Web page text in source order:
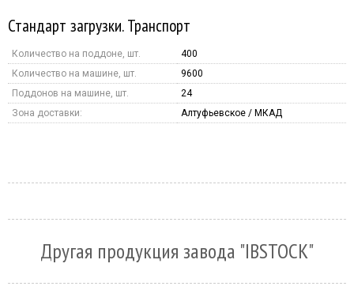
Стандарт загрузки. Транспорт
Количество на поддоне, шт.
400
Количество на машине, шт.
9600
Поддонов на машине, шт.
24
Зона доставки:
Алтуфьевское / МКАД
Другая продукция завода "IBSTOCK"